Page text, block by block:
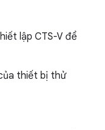
lập CTS-V để
thiết bị thử